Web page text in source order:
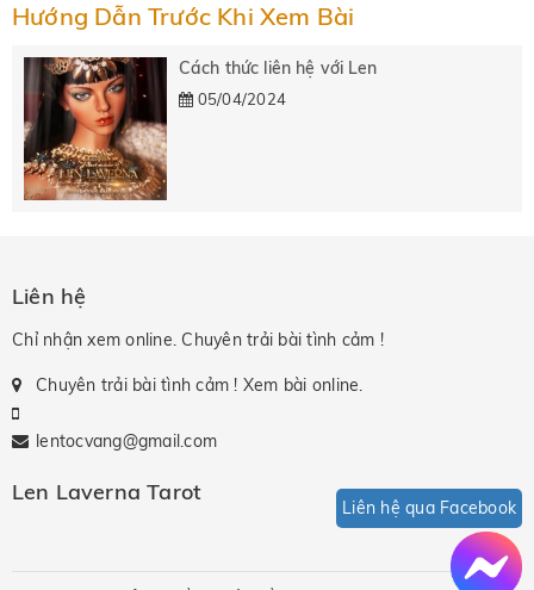
Hướng Dẫn Trước Khi Xem Bài
Cách thức liên hệ với Len
05/04/2024
Liên hệ
Chỉ nhận xem online. Chuyên trải bài tình cảm !
Chuyên trải bài tình cảm ! Xem bài online.
lentocvang@gmail.com
Len Laverna Tarot
Liên hệ qua Facebook